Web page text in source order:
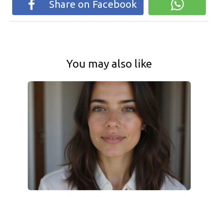
Share on Facebook
You may also like